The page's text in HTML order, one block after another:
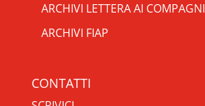
ARCHIVI LETTERA AI COMPAGNI
ARCHIVI FIAP
CONTATTI
Alto Contrasto
Modalità Scura
Evidenzia Link